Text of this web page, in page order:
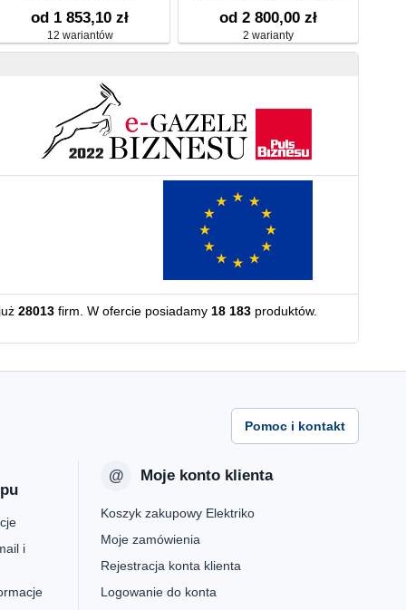
od 1 853,10 zł
12 wariantów
od 2 800,00 zł
2 warianty
28013 firm. W ofercie posiadamy 18 183 produktów.
Pomoc i kontakt
i
Moje konto klienta
Koszyk zakupowy Elektriko
Moje zamówienia
Rejestracja konta klienta
Logowanie do konta